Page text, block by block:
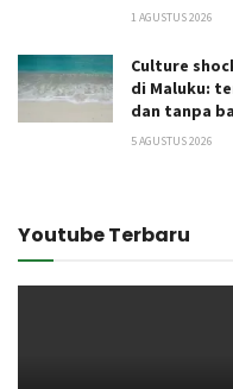
1 AGUSTUS 2026
Culture
di Maluku:
dan tanpa
5 AGUSTUS 2026
Youtube Terbaru